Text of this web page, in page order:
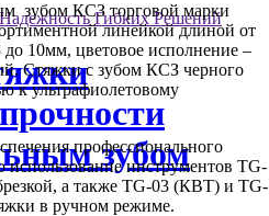
зубом
зубом КСЗ торговой марки
линейкой длиной от
10мм, цветовое исполнение –
Стяжки с зубом КСЗ черного
к ультрафиолетовому
профессионального
использование инструментов ТG-
а также TG-03 (КВТ) и TG-
в ручном режиме.